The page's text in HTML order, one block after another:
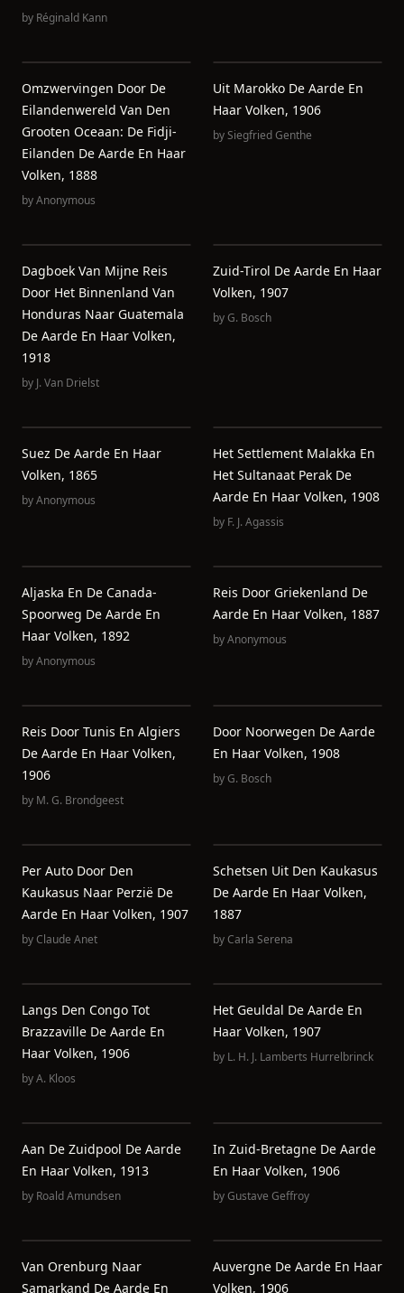
by Réginald Kann
Omzwervingen Door De
Eilandenwereld Van Den
Grooten Oceaan: De Fidji-
Eilanden De Aarde En Haar
Volken, 1888
byAnonymous
Uit Marokko De Aarde En
Haar Volken, 1906
bySiegfried Genthe
Dagboek Van Mijne Reis
Door Het Binnenland Van
Honduras Naar Guatemala
De Aarde En Haar Volken,
1918
by J. Van Drielst
Zuid-Tirol De Aarde En Haar
Volken, 1907
byG. Bosch
Suez De Aarde En Haar
Volken, 1865
byAnonymous
Het Settlement Malakka En
Het Sultanaat Perak De
Aarde En Haar Volken, 1908
by F. J. Agassis
Aljaska En De Canada-
Spoorweg De Aarde En
Haar Volken, 1892
byAnonymous
Reis Door Griekenland De
Aarde En Haar Volken, 1887
byAnonymous
Reis Door Tunis En Algiers
De Aarde En Haar Volken,
1906
by M. G. Brondgeest
Door Noorwegen De Aarde
En Haar Volken, 1908
byG. Bosch
Per Auto Door Den
Kaukasus Naar Perzië De
Aarde En Haar Volken, 1907
byClaude Anet
Schetsen Uit Den Kaukasus
De Aarde En Haar Volken,
1887
byCarla Serena
Langs Den Congo Tot
Brazzaville De Aarde En
Haar Volken, 1906
byA. Kloos
Het Geuldal De Aarde En
Haar Volken, 1907
by L. H. J. Lamberts Hurrelbrinck
Aan De Zuidpool De Aarde
En Haar Volken, 1913
by Roald Amundsen
In Zuid-Bretagne De Aarde
En Haar Volken, 1906
byGustave Geffroy
Van Orenburg Naar
Samarkand De Aarde En
Auvergne De Aarde En Haar
Volken, 1906